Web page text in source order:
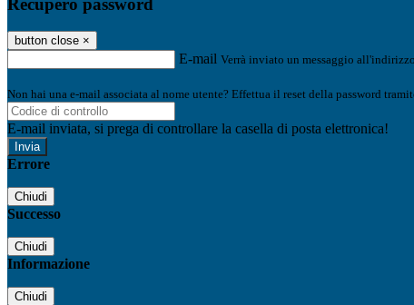
button close ×
E-mail Verrà inviato un messaggio
Non hai una e-mail associata al nome utente? Effettua il reset della password
E-mail inviata, si prega di controllare la casella di posta elettronica!
Errore
Chiudi
Successo
Chiudi
Informazione
Chiudi